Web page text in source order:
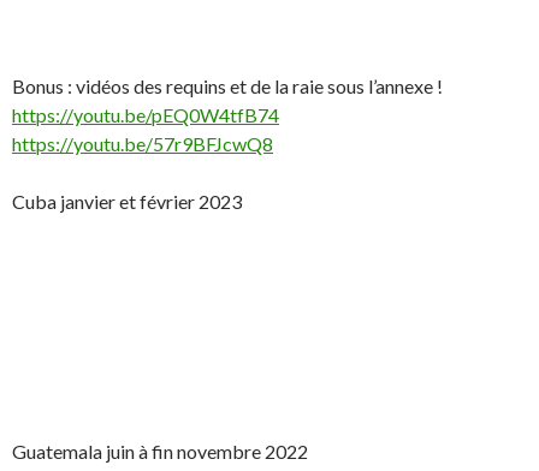
Bonus : vidéos des requins et de la raie sous l’annexe !
https://youtu.be/pEQ0W4tfB74
https://youtu.be/57r9BFJcwQ8
Cuba janvier et février 2023
Guatemala juin à fin novembre 2022